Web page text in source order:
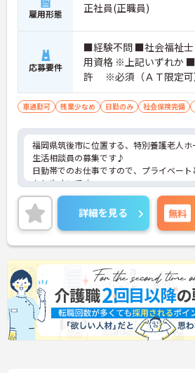
雇用形態 正社員(正職員)
応募要件
■経験不問 ■社会福祉士 ■社会福祉主事任
用資格 ※上記いずれか ■普通自動車運転免
許 ※必須（ＡＴ限定可
車通勤可 残業少なめ 日勤のみ 社会保険完備
福岡県筑後市に位置する、特別養護老人ホ
生活相談員の募集です♪
日勤帯でのお仕事ですので、プライベート
もしやすいです。
ご興味ある方には、面接のポイントなど、
細をお話致しますのでお気軽にご相談くだ
詳細を見る 無料